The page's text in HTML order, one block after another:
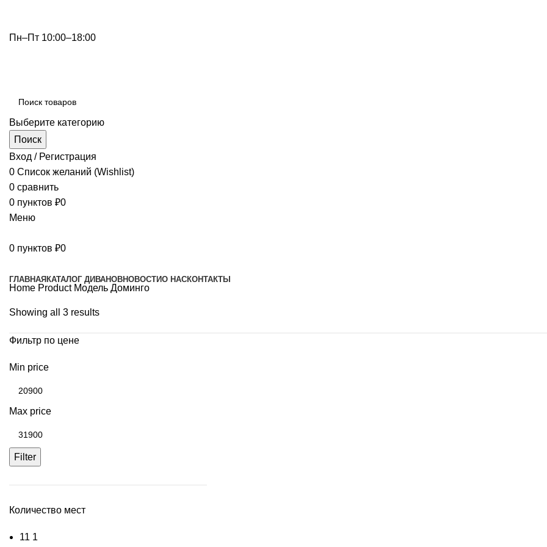
Пн–Пт 10:00–18:00
Выберите категорию
Поиск
Вход / Регистрация
0 Список желаний (Wishlist)
0 сравнить
0 пунктов ₽0
Меню
0 пунктов ₽0
ГЛАВНАЯ КАТАЛОГ ДИВАНОВНОВОСТИО НАСКОНТАКТЫ
Home Product Модель Доминго
Showing all 3 results
Фильтр по цене
Min price
Max price
Filter
Количество мест
11 1